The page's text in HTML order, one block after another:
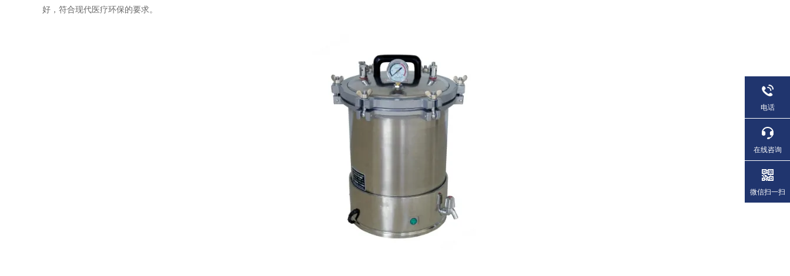
好，符合现代医疗环保的要求。
电话
在线咨询
微信扫一扫